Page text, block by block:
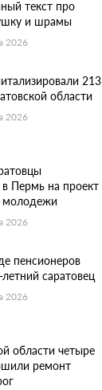
текст про
и шрамы
2026
213
области
2026
Пермь на проект
2026
пенсионеров
саратовец
2026
области четыре
ремонт